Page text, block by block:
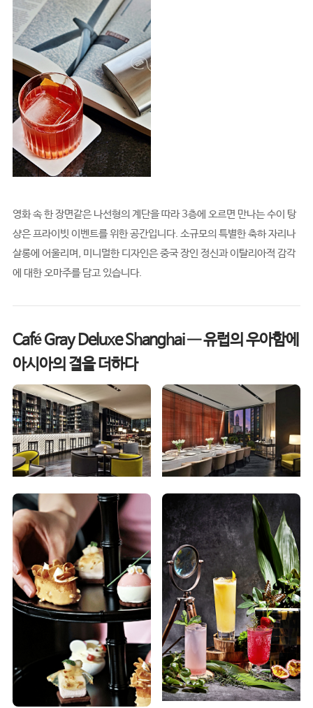
영화 속 한 장면같은 나선형의 계단을 따라 3층에 오르면 만나는 수이 탕
샹은 프라이빗 이벤트를 위한 공간입니다. 소규모의 특별한 축하 자리나
살롱에 어울리며, 미니멀한 디자인은 중국 장인 정신과 이탈리아적 감각
에 대한 오마주를 담고 있습니다.
Café Gray Deluxe Shanghai — 유럽의 우아함에
아시아의 결을 더하다